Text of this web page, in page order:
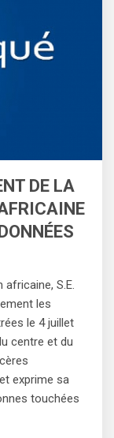
DE LA
africaine, S.E.
les
le 4 juillet
centre et du
exprime sa
touchées